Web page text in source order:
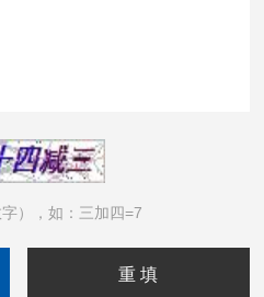
），如：三加四=7